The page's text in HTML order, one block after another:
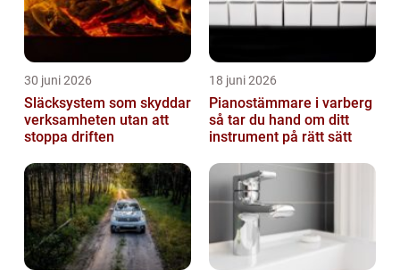
30 juni 2026
Släcksystem som skyddar
verksamheten utan att
stoppa driften
18 juni 2026
Pianostämmare i varberg
så tar du hand om ditt
instrument på rätt sätt